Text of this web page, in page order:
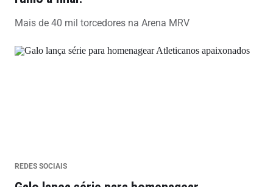
Mais de 40 mil torcedores na Arena MRV
REDES SOCIAIS